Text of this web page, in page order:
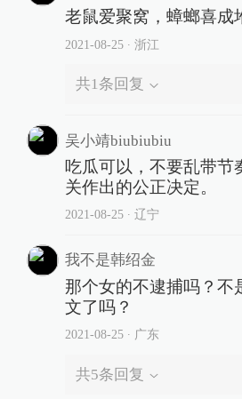
老鼠爱聚窝，蟑螂喜成
2021-08-25∙ 浙江
共1条回复
吴小靖biubiubiu
吃瓜可以，不要乱带节
关作出的公正决定。
2021-08-25∙ 辽宁
我不是韩绍金
那个女的不逮捕吗？不
文了吗？
2021-08-25∙ 广东
共5条回复